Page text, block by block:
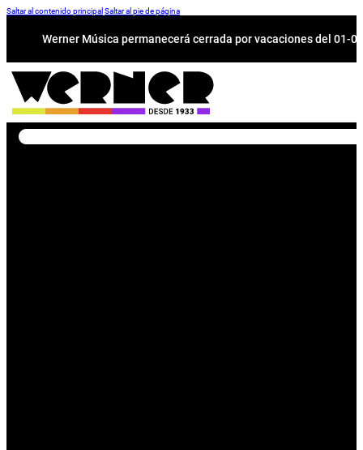
Saltar al contenido principal Saltar al pie de página
Werner Música permanecerá cerrada por vacaciones del 01-
Buscar